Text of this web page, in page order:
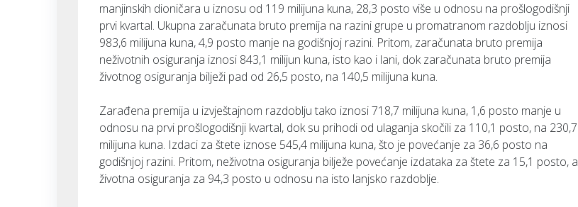
manjinskih dioničara u iznosu od 119 milijuna kuna, 28,3 posto više u odnosu na prošlogodišnji
prvi kvartal. Ukupna zaračunata bruto premija na razini grupe u promatranom razdoblju iznosi
983,6 milijuna kuna, 4,9 posto manje na godišnjoj razini. Pritom, zaračunata bruto premija
neživotnih osiguranja iznosi 843,1 milijun kuna, isto kao i lani, dok zaračunata bruto premija
životnog osiguranja bilježi pad od 26,5 posto, na 140,5 milijuna kuna.
Zarađena premija u izvještajnom razdoblju tako iznosi 718,7 milijuna kuna, 1,6 posto manje u
odnosu na prvi prošlogodišnji kvartal, dok su prihodi od ulaganja skočili za 110,1 posto, na 230,7
milijuna kuna. Izdaci za štete iznose 545,4 milijuna kuna, što je povećanje za 36,6 posto na
godišnjoj razini. Pritom, neživotna osiguranja bilježe povećanje izdataka za štete za 15,1 posto, a
životna osiguranja za 94,3 posto u odnosu na isto lanjsko razdoblje.